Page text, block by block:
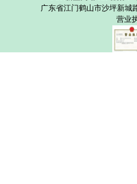
广东省江门鹤山市沙坪新城
营业